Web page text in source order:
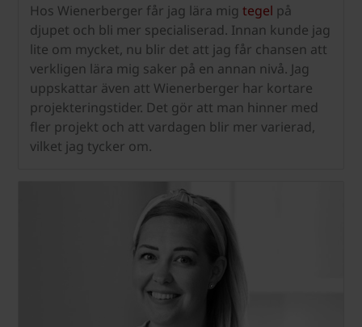
Hos Wienerberger får jag lära mig tegel på
djupet och bli mer specialiserad. Innan kunde jag
lite om mycket, nu blir det att jag får chansen att
verkligen lära mig saker på en annan nivå. Jag
uppskattar även att Wienerberger har kortare
projekteringstider. Det gör att man hinner med
fler projekt och att vardagen blir mer varierad,
vilket jag tycker om.